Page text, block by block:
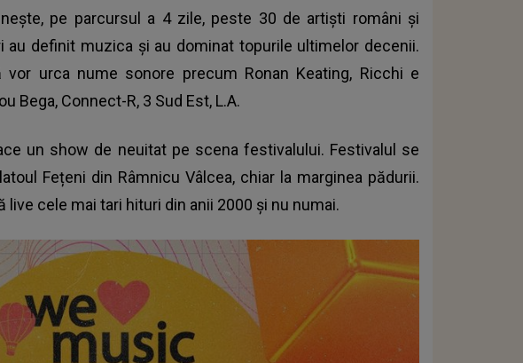
pe parcursul a 4 zile, peste 30 de artiști români și
au definit muzica și au dominat topurile ultimelor decenii.
vor urca nume sonore precum Ronan Keating, Ricchi e
Bega, Connect-R, 3 Sud Est, L.A.
un show de neuitat pe scena festivalului. Festivalul se
Fețeni din Râmnicu Vâlcea, chiar la marginea pădurii.
live cele mai tari hituri din anii 2000 și nu numai.